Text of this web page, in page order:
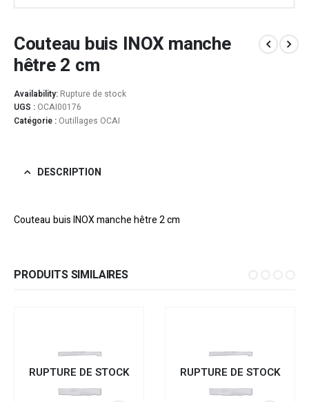
Couteau buis INOX manche
hêtre 2 cm
Availability: Rupture de stock
UGS : OCAI00176
Catégorie : Outillages OCAI
DESCRIPTION
Couteau buis INOX manche hêtre 2 cm
PRODUITS SIMILAIRES
RUPTURE DE STOCK RUPTURE DE STOCK